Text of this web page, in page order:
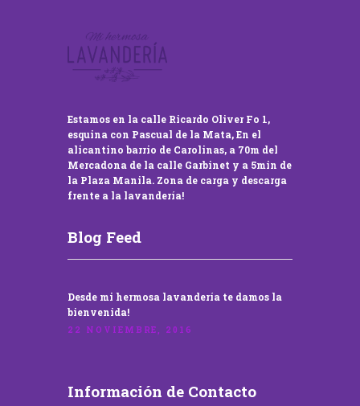
Estamos en la calle Ricardo Oliver Fo 1,
esquina con Pascual de la Mata, En el
alicantino barrio de Carolinas, a 70m del
Mercadona de la calle Garbinet y a 5min de
la Plaza Manila. Zona de carga y descarga
frente a la lavandería!
Blog Feed
Desde mi hermosa lavandería te damos la
bienvenida!
22 NOVIEMBRE, 2016
Información de Contacto